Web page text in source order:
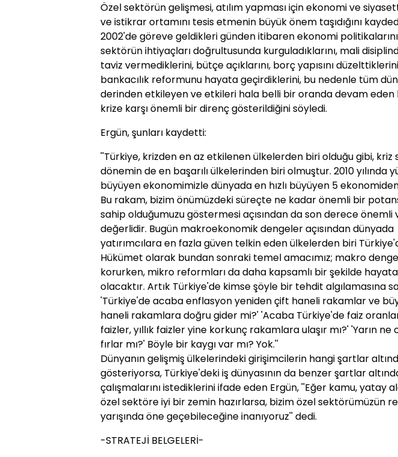
Özel sektörün gelişmesi, atılım yapması için ekonomi ve
ve istikrar ortamını tesis etmenin büyük önem taşıdığını
2002'de göreve geldikleri günden itibaren ekonomi
sektörün ihtiyaçları doğrultusunda kurguladıklarını, mali
taviz vermediklerini, bütçe açıklarını, borç yapısını
bankacılık reformunu hayata geçirdiklerini, bu nedenle tüm
derinden etkileyen ve etkileri hala belli bir oranda devam eden
krize karşı önemli bir direnç gösterildiğini söyledi.
Ergün, şunları kaydetti:
''Türkiye, krizden en az etkilenen ülkelerden biri olduğu gibi, kriz
dönemin de en başarılı ülkelerinden biri olmuştur. 2010 yılında
büyüyen ekonomimizle dünyada en hızlı büyüyen 5
Bu rakam, bizim önümüzdeki süreçte ne kadar önemli bir
sahip olduğumuzu göstermesi açısından da son derece önemli
değerlidir. Bugün makroekonomik dengeler açısından dünyada
yatırımcılara en fazla güven telkin eden ülkelerden biri
Hükümet olarak bundan sonraki temel amacımız; makro
korurken, mikro reformları da daha kapsamlı bir şekilde
olacaktır. Artık Türkiye'de kimse şöyle bir tehdit algılamasına
'Türkiye'de acaba enflasyon yeniden çift haneli rakamlar ve
haneli rakamlara doğru gider mi?' 'Acaba Türkiye'de faiz
faizler, yıllık faizler yine korkunç rakamlara ulaşır mı?' 'Yarın ne
fırlar mı?' Böyle bir kaygı var mı? Yok.''
Dünyanın gelişmiş ülkelerindeki girişimcilerin hangi şartlar
gösteriyorsa, Türkiye'deki iş dünyasının da benzer şartlar
çalışmalarını istediklerini ifade eden Ergün, ''Eğer kamu, yatay
özel sektöre iyi bir zemin hazırlarsa, bizim özel sektörümüzün
yarışında öne geçebileceğine inanıyoruz'' dedi.
-STRATEJİ BELGELERİ-